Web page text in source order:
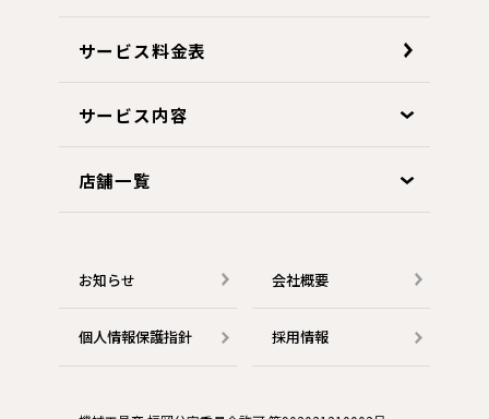
サービス料金表
サービス内容
店舗一覧
お知らせ 会社概要
個人情報保護指針 採用情報